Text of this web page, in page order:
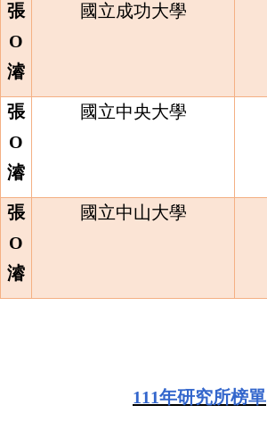
張
O
濬
國立成功大學
張
O
濬
國立中央大學
張
O
濬
國立中山大學
111年研究所榜單